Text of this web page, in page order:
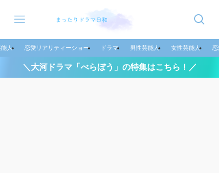
人 恋愛リアリティーショー ドラマ 男性芸能人 女性芸能人
＼大河ドラマ「べらぼう」の特集はこちら！／